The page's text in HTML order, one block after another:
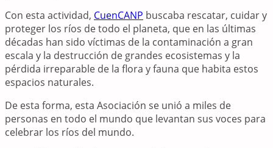
Con esta actividad, CuenCANP buscaba rescatar, cuidar y
proteger los ríos de todo el planeta, que en las últimas
décadas han sido víctimas de la contaminación a gran
escala y la destrucción de grandes ecosistemas y la
pérdida irreparable de la flora y fauna que habita estos
espacios naturales.
De esta forma, esta Asociación se unió a miles de
personas en todo el mundo que levantan sus voces para
celebrar los ríos del mundo.